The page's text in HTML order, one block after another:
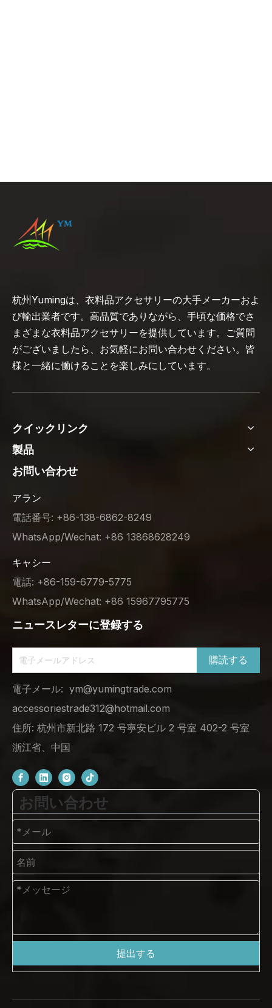
杭州Yumingは、衣料品アクセサリーの大手メーカーおよ
び輸出業者です。高品質でありながら、手頃な価格でさ
まざまな衣料品アクセサリーを提供しています。ご質問
がございましたら、お気軽にお問い合わせください。皆
様と一緒に働けることを楽しみにしています。
クイックリンク
製品
お問い合わせ
アラン
電話番号: +86-138-6862-8249
WhatsApp/Wechat: +86 13868628249
キャシー
電話: +86-159-6779-5775
WhatsApp/Wechat: +86 15967795775
ニュースレターに登録する
購読する
電子メール: ym@yumingtrade.com
accessoriestrade312@hotmail.com
住所: 杭州市新北路 172 号寧安ビル 2 号室 402-2 号室
浙江省、中国
お問い合わせ
提出する